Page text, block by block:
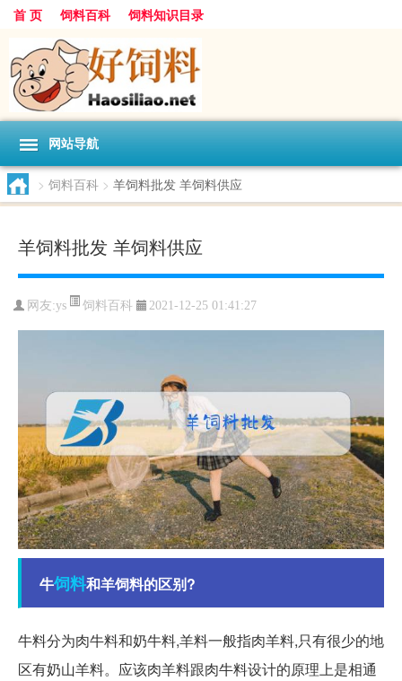
首 页 饲料百科 饲料知识目录
网站导航
> 饲料百科 > 羊饲料批发 羊饲料供应
羊饲料批发 羊饲料供应
网友:ys 饲料百科 2021-12-25 01:41:27
牛饲料和羊饲料的区别?
牛料分为肉牛料和奶牛料,羊料一般指肉羊料,只有很少的地
区有奶山羊料。应该肉羊料跟肉牛料设计的原理上是相通